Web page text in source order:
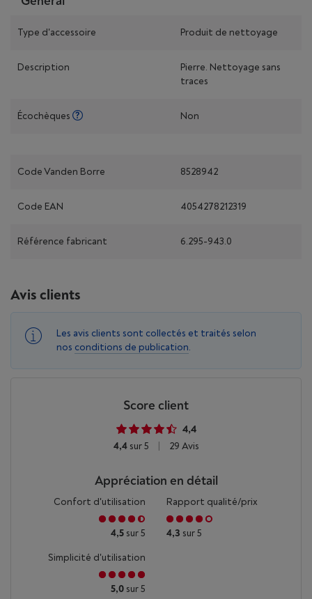
Type d'accessoire Produit de nettoyage
Description
Pierre. Nettoyage sans
traces
Écochèques Non
Code Vanden Borre 8528942
Code EAN 4054278212319
Référence fabricant 6.295-943.0
Avis clients
Les avis clients sont collectés et traités selon
nos conditions de publication.
Score client
4,4
4,4sur 5 29 Avis
Appréciation en détail
Confort d'utilisation
4,5 sur 5
Rapport qualité/prix
4,3 sur 5
Simplicité d'utilisation
5,0 sur 5